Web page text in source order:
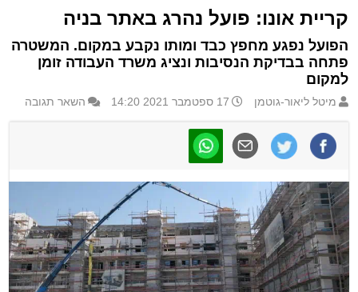
קריית אונו: פועל נהרג באתר בניה
הפועל נפגע מחפץ כבד ומותו נקבע במקום. המשטרה
פתחה בבדיקת הנסיבות ונציג משרד העבודה זומן
למקום
מיטל ליאור-גוטמן 17 ספטמבר 2021 14:20 השאר תגובה